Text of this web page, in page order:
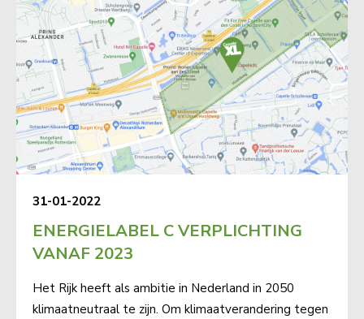
31-01-2022
ENERGIELABEL C VERPLICHTING
VANAF 2023
Het Rijk heeft als ambitie in Nederland in 2050
klimaatneutraal te zijn. Om klimaatverandering tegen